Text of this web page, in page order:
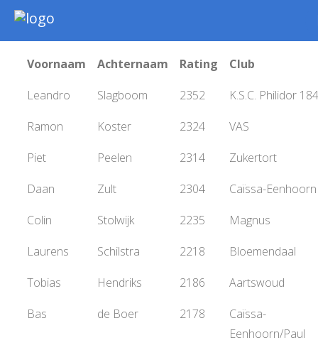
Nieuws
Intern
Extern
WSK Toernooi
Agenda
Informatie
Voornaam Achternaam Rating
Club
Leandro
Slagboom 2352
K.S.C. Philidor
Ramon
Koster 2324
VAS
Piet
Peelen 2314
Zukertort
Daan
Zult 2304
Caïssa-Eenhoorn
Colin
Stolwijk 2235
Magnus
Laurens
Schilstra 2218
Bloemendaal
Tobias
Hendriks 2186
Aartswoud
Bas
de Boer 2178
Caïssa-
Eenhoorn/Paul